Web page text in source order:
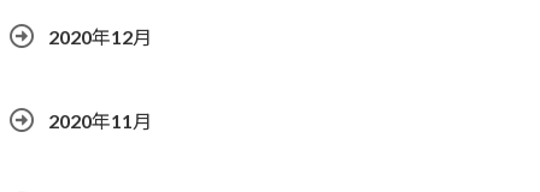
2020年12月
2020年11月